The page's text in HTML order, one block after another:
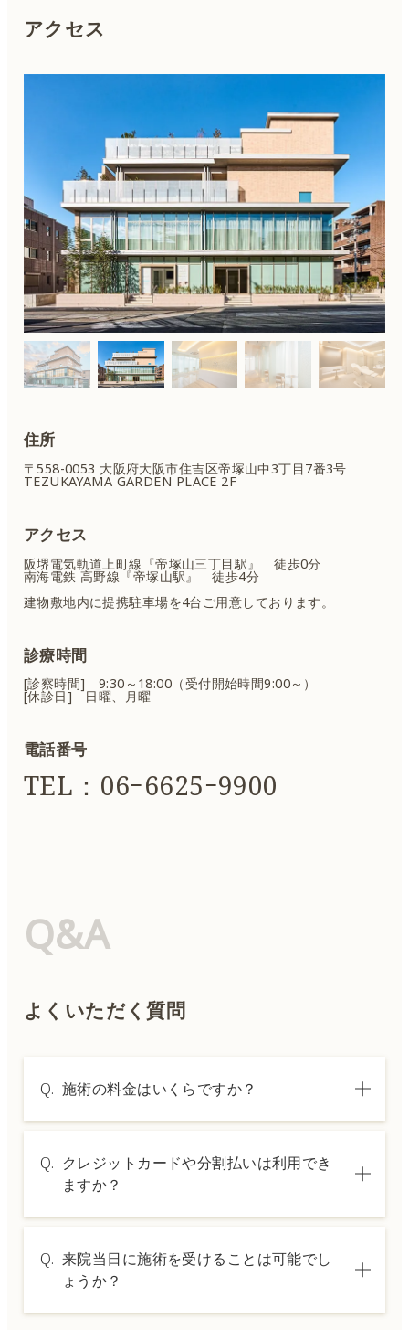
アクセス
住所
〒558-0053 大阪府大阪市住吉区帝塚山中3丁目7番3号
TEZUKAYAMA GARDEN PLACE 2F
アクセス
阪堺電気軌道上町線『帝塚山三丁目駅』 徒歩0分
南海電鉄 高野線『帝塚山駅』 徒歩4分
建物敷地内に提携駐車場を4台ご用意しております。
診療時間
[診察時間] 9:30～18:00（受付開始時間9:00～）
[休診日] 日曜、月曜
電話番号
TEL：06ｰ6625ｰ9900
Q&A
よくいただく質問
Q. 施術の料金はいくらですか？
は料金表ページをご確認いただくか、カウン
セリングでご案内いたします。
Q. クレジットカードや分割払いは利用でき
ますか？
した分割払いも可能です。詳細は受付スタッ
フにお問い合わせください。
Q. 来院当日に施術を受けることは可能でし
ょうか？